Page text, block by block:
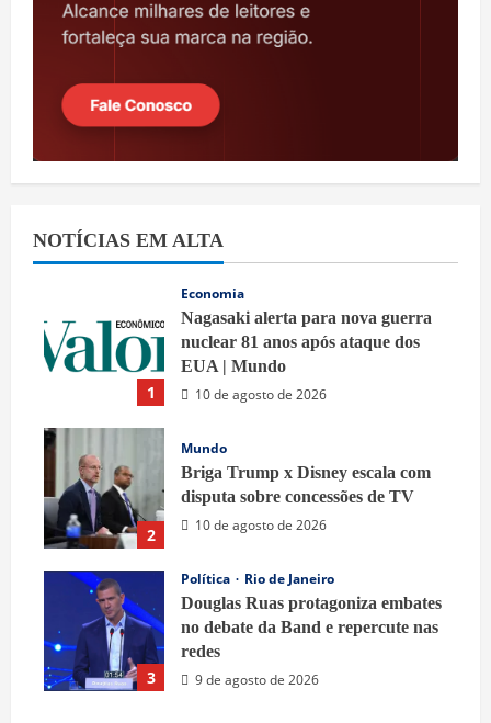
NOTÍCIAS EM ALTA
1
Economia
Nagasaki alerta para nova guerra
nuclear 81 anos após ataque dos
EUA | Mundo
10 de agosto de 2026
2
Mundo
Briga Trump x Disney escala com
disputa sobre concessões de TV
10 de agosto de 2026
3
Política
Rio de Janeiro
Douglas Ruas protagoniza embates
no debate da Band e repercute nas
redes
9 de agosto de 2026